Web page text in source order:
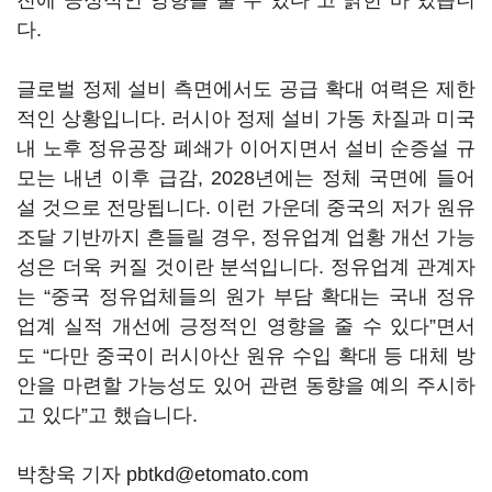
다.
글로벌 정제 설비 측면에서도 공급 확대 여력은 제한
적인 상황입니다. 러시아 정제 설비 가동 차질과 미국
내 노후 정유공장 폐쇄가 이어지면서 설비 순증설 규
모는 내년 이후 급감, 2028년에는 정체 국면에 들어
설 것으로 전망됩니다. 이런 가운데 중국의 저가 원유
조달 기반까지 흔들릴 경우, 정유업계 업황 개선 가능
성은 더욱 커질 것이란 분석입니다. 정유업계 관계자
는 “중국 정유업체들의 원가 부담 확대는 국내 정유
업계 실적 개선에 긍정적인 영향을 줄 수 있다”면서
도 “다만 중국이 러시아산 원유 수입 확대 등 대체 방
안을 마련할 가능성도 있어 관련 동향을 예의 주시하
고 있다”고 했습니다.
박창욱 기자 pbtkd@etomato.com